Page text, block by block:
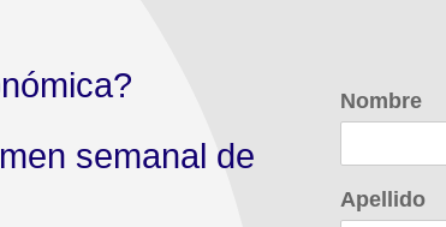
semanal de
Nombre
Apellido